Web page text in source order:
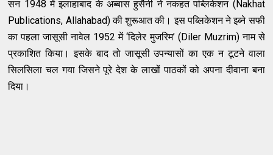
सन 1948 में इलाहाबाद के अब्बास हुसैनी ने नकहत पब्लिकेशन (Nakhat
Publications, Allahabad) की शुरूआत की। इस पब्लिकेशन ने इब्ने सफी
का पहला जासूसी नावेल 1952 में ‘दिलेर मुजरिम’ (Diler Muzrim) नाम से
प्रकाशित किया। इसके बाद तो जासूसी उपन्यासों का एक न टूटने वाला
सिलसिला चल गया जिसने पूरे देश के लाखों पाठकों को अपना दीवाना बना
दिया।